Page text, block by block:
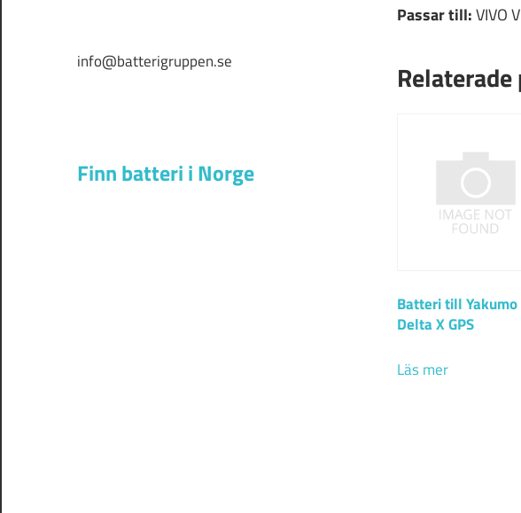
Passar till:VIVO
Batteri till Yakumo
Delta X GPS
Läs mer
info@batterigruppen.se
Finn batteri i Norge